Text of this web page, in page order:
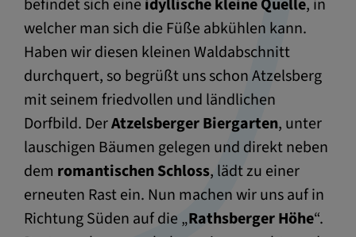
befindet sich eine idyllische kleine Quelle, in
welcher man sich die Füße abkühlen kann.
Haben wir diesen kleinen Waldabschnitt
durchquert, so begrüßt uns schon Atzelsberg
mit seinem friedvollen und ländlichen
Dorfbild. DerAtzelsberger Biergarten, unter
lauschigen Bäumen gelegen und direkt neben
dem romantischen Schloss, lädt zu einer
erneuten Rast ein. Nun machen wir uns auf in
Richtung Süden auf die „Rathsberger Höhe“.